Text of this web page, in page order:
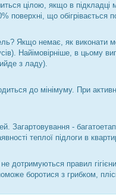
цілою, якщо в підкладці
поверхні, що обігрівається
Якщо немає, як виконати
Найімовірніше, в цьому
з ладу).
до мінімуму. При
Загартовування -
теплої підлоги в
дотримуються правил
боротися з грибком,